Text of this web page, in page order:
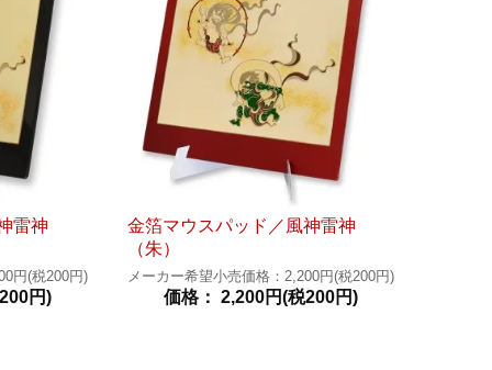
雷神
円(税200円)
円)
金箔マウスパッド／風神雷神
（朱）
メーカー希望小売価格：2,200円(税200円)
価格： 2,200円(税200円)